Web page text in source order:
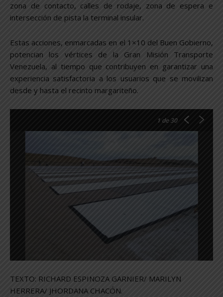
zona de contacto, calles de rodaje, zona de espera e
intersección de pista la terminal insular.
Estas acciones, enmarcadas en el 1×10 del Buen Gobierno,
potencian los vértices de la Gran Misión Transporte
Venezuela, al tiempo que contribuyen en garantizar una
experiencia satisfactoria a los usuarios que se movilizan
desde y hasta el recinto margariteño.
1 de 30
TEXTO: RICHARD ESPINOZA GARNIER/ MARILYN
HERRERA/ JHORDANA CHACÓN.